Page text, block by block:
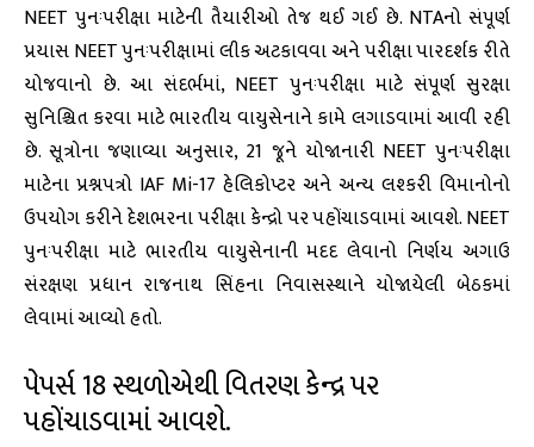
NEET પુનઃપરીક્ષા માટેની તૈયારીઓ તેજ થઈ ગઈ છે. NTAનો સંપૂર્ણ
પ્રયાસ NEET પુનઃપરીક્ષામાં લીક અટકાવવા અને પરીક્ષા પારદર્શક રીતે
યોજવાનો છે. આ સંદર્ભમાં, NEET પુનઃપરીક્ષા માટે સંપૂર્ણ સુરક્ષા
સુનિશ્ચિત કરવા માટે ભારતીય વાયુસેનાને કામે લગાડવામાં આવી રહી
છે. સૂત્રોના જણાવ્યા અનુસાર, 21 જૂને યોજાનારી NEET પુનઃપરીક્ષા
માટેના પ્રશ્નપત્રો IAF Mi-17 હેલિકોપ્ટર અને અન્ય લશ્કરી વિમાનોનો
ઉપયોગ કરીને દેશભરના પરીક્ષા કેન્દ્રો પર પહોંચાડવામાં આવશે. NEET
પુનઃપરીક્ષા માટે ભારતીય વાયુસેનાની મદદ લેવાનો નિર્ણય અગાઉ
સંરક્ષણ પ્રધાન રાજનાથ સિંહના નિવાસસ્થાને યોજાયેલી બેઠકમાં
લેવામાં આવ્યો હતો.
પેપર્સ 18 સ્થળોએથી વિતરણ કેન્દ્ર પર
પહોંચાડવામાં આવશે.